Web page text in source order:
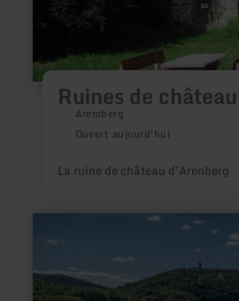
Ruines de
Aremberg
Ouvert aujourd'hui
La ruine de château d'Arenberg
plus
:
Bird